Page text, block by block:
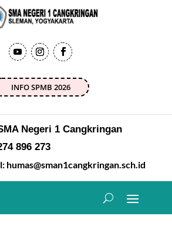
INFO SPMB 2026
Negeri 1 Cangkringan
896 273
humas@sman1cangkringan.sch.id